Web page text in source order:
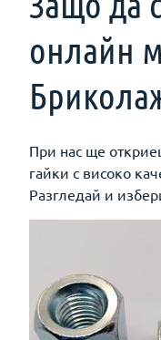
онлайн
При нас ще
гайки с високо
Разгледай и